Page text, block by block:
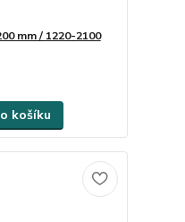
mm / 1220-2100
košíku